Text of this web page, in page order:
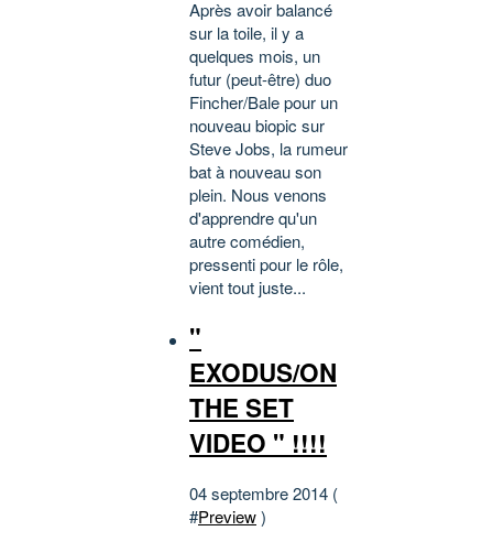
Après avoir balancé
sur la toile, il y a
quelques mois, un
futur (peut-être) duo
Fincher/Bale pour un
nouveau biopic sur
Steve Jobs, la rumeur
bat à nouveau son
plein. Nous venons
d'apprendre qu'un
autre comédien,
pressenti pour le rôle,
vient tout juste...
"
EXODUS/ON
THE SET
VIDEO " !!!!
04 septembre 2014 (
#Preview)